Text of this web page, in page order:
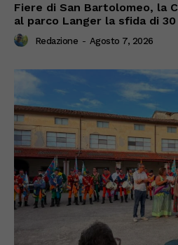
Fiere di San Bartolomeo, la
al parco Langer la sfida di
Redazione - Agosto 7, 2026